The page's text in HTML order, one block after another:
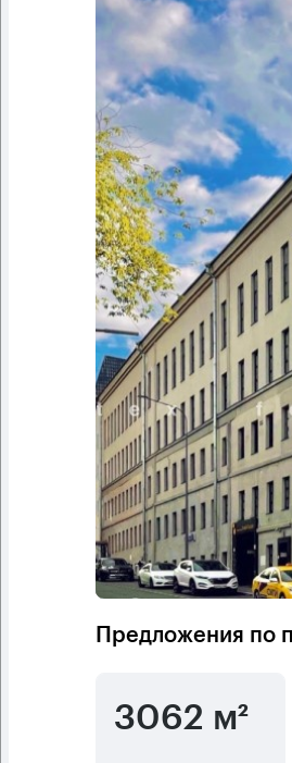
Предложения по
3062 м²